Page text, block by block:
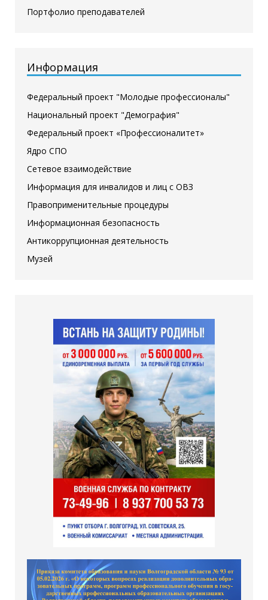
Портфолио преподавателей
Информация
Федеральный проект "Молодые профессионалы"
Национальный проект "Демография"
Федеральный проект «Профессионалитет»
Ядро СПО
Сетевое взаимодействие
Информация для инвалидов и лиц с ОВЗ
Правоприменительные процедуры
Информационная безопасность
Антикоррупционная деятельность
Музей